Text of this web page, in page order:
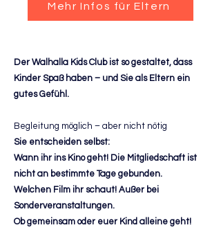
Mehr Infos für Eltern
Der Walhalla Kids Club ist so gestaltet, dass
Kinder Spaß haben – und Sie als Eltern ein
gutes Gefühl.
Begleitung möglich – aber nicht nötig
Sie entscheiden selbst:
Wann ihr ins Kino geht! Die Mitgliedschaft ist
nicht an bestimmte Tage gebunden.
Welchen Film ihr schaut! Außer bei
Sonderveranstaltungen.
Ob gemeinsam oder euer Kind alleine geht!